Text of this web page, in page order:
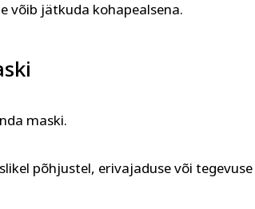
võib jätkuda kohapealsena.
maski.
põhjustel, erivajaduse või tegevuse